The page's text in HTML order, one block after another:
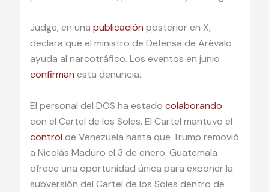
Judge, en una publicación posterior en X,
declara que el ministro de Defensa de Arévalo
ayuda al narcotráfico. Los eventos en junio
confirman esta denuncia.
El personal del DOS ha estado colaborando
con el Cartel de los Soles. El Cartel mantuvo el
control de Venezuela hasta que Trump removió
a Nicolás Maduro el 3 de enero. Guatemala
ofrece una oportunidad única para exponer la
subversión del Cartel de los Soles dentro de